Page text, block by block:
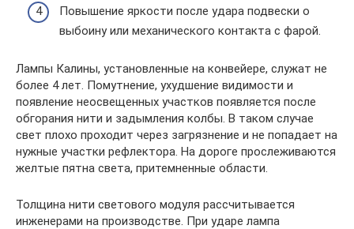
Повышение яркости после удара подвески о
выбоину или механического контакта с фарой.
Лампы Калины, установленные на конвейере, служат не
более 4 лет. Помутнение, ухудшение видимости и
появление неосвещенных участков появляется после
обгорания нити и задымления колбы. В таком случае
свет плохо проходит через загрязнение и не попадает на
нужные участки рефлектора. На дороге прослеживаются
желтые пятна света, притемненные области.
Толщина нити светового модуля рассчитывается
инженерами на производстве. При ударе лампа